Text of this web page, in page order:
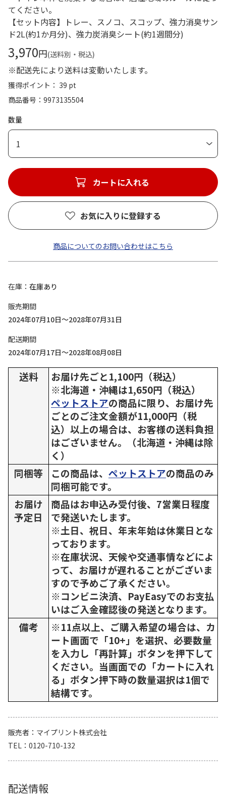
てください。
【セット内容】トレー、スノコ、スコップ、強力消臭サン
ド2L(約1か月分)、強力炭消臭シート(約1週間分)
3,970円(送料別・税込)
※配送先により送料は変動いたします。
獲得ポイント： 39 pt
商品番号
9973135504
数量
1
カートに入れる
お気に入りに登録する
商品についてのお問い合わせはこちら
在庫
在庫あり
販売期間
2024年07月10日～2028年07月31日
配送期間
2024年07月17日～2028年08月08日
送料
お届け先ごと1,100円（税込）
※北海道・沖縄は1,650円（税込）
ペットストアの商品に限り、お届け先
ごとのご注文金額が11,000円（税
込）以上の場合は、お客様の送料負担
はございません。（北海道・沖縄は除
く）
同梱等
この商品は、 ペットストアの商品のみ
同梱可能です。
お届け
予定日
商品はお申込み受付後、7営業日程度
で発送いたします。
※土日、祝日、年末年始は休業日とな
っております。
※在庫状況、天候や交通事情などによ
って、お届けが遅れることがございま
すので予めご了承ください。
※コンビニ決済、PayEasyでのお支払
いはご入金確認後の発送となります。
備考
※11点以上、ご購入希望の場合は、カ
ート画面で「10+」を選択、必要数量
を入力し「再計算」ボタンを押下して
ください。当画面での「カートに入れ
る」ボタン押下時の数量選択は1個で
結構です。
販売者
マイプリント株式会社
TEL
0120-710-132
配送情報